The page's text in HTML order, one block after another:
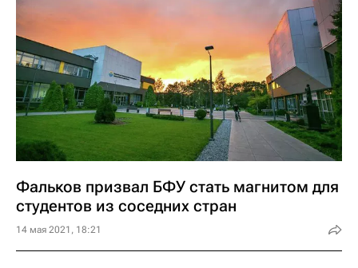
Фальков призвал БФУ стать магнитом для
студентов из соседних стран
14 мая 2021, 18:21